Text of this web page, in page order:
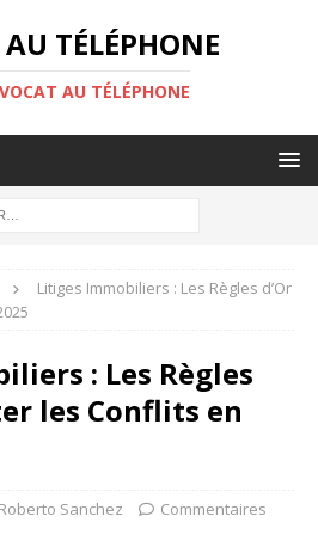
TÉLÉPHONE
AU TÉLÉPHONE
Litiges Immobiliers : Les Règles d’Or
: Les Règles
les Conflits en
Roberto Sanchez
Commentaires